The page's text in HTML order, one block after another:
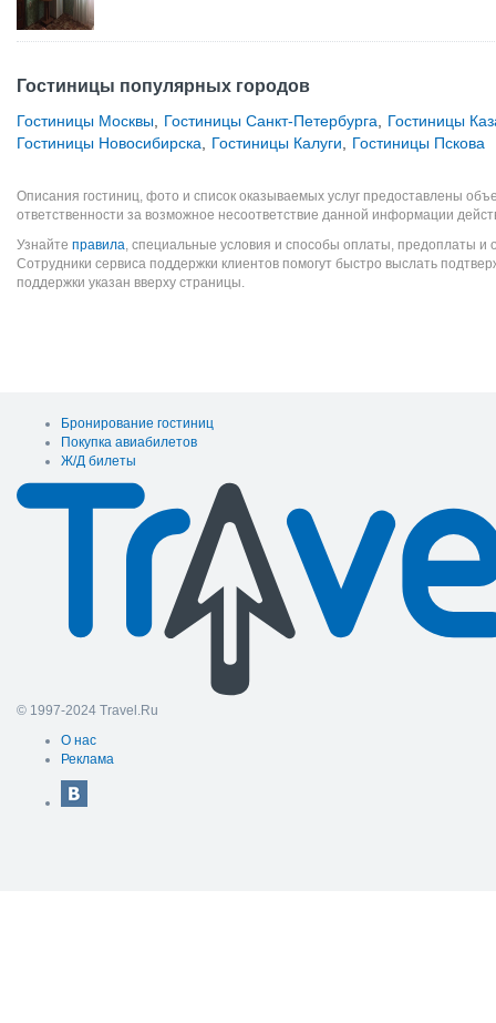
Гостиницы популярных городов
Гостиницы Москвы Гостиницы Санкт-Петербурга
Гостиницы
Гостиницы Новосибирска
Гостиницы Калуги Гостиницы Пскова
Описания гостиниц, фото и список оказываемых услуг предоставлены
ответственности за возможное несоответствие данной информации
Узнайте правила, специальные условия и способы оплаты, предоплаты и
Сотрудники сервиса поддержки клиентов помогут быстро выслать
поддержки указан вверху страницы.
Бронирование гостиниц
Покупка авиабилетов
Ж/Д билеты
© 1997-2024 Travel.Ru
О нас
Реклама